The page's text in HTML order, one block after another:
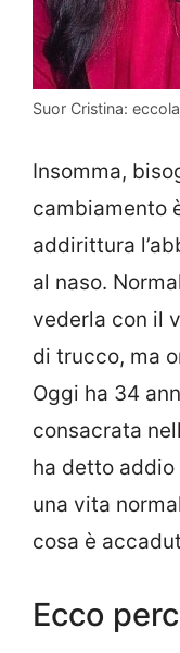
Suor Cristina:
Insomma,
cambiamento
addirittura
al naso.
vederla con il
di trucco, ma
Oggi ha 34
consacrata
ha detto
una vita
cosa è
Ecco